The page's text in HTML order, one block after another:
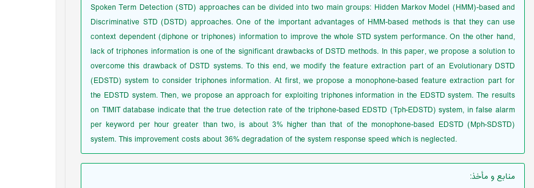
Spoken Term Detection (STD) approaches can be divided into two main groups: Hidden Markov Model (HMM)-based and
Discriminative STD (DSTD) approaches. One of the important advantages of HMM-based methods is that they can use
context dependent (diphone or triphones) information to improve the whole STD system performance. On the other hand,
lack of triphones information is one of the significant drawbacks of DSTD methods. In this paper, we propose a solution to
overcome this drawback of DSTD systems. To this end, we modify the feature extraction part of an Evolutionary DSTD
(EDSTD) system to consider triphones information. At first, we propose a monophone-based feature extraction part for
the EDSTD system. Then, we propose an approach for exploiting triphones information in the EDSTD system. The results
on TIMIT database indicate that the true detection rate of the triphone-based EDSTD (Tph-EDSTD) system, in false alarm
per keyword per hour greater than two, is about 3% higher than that of the monophone-based EDSTD (Mph-SDSTD)
system. This improvement costs about 36% degradation of the system response speed which is neglected.
منابع و مأخذ: